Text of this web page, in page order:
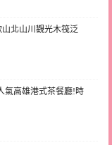
北山川觀光木筏泛
氣高雄港式茶餐廳!時